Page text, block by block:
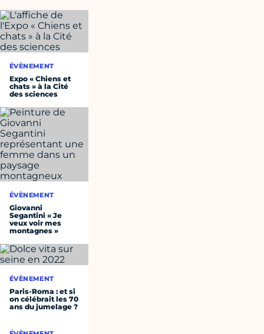
ÉVÈNEMENT
Expo « Chiens et
chats » à la Cité
des sciences
ÉVÈNEMENT
Giovanni
Segantini « Je
veux voir mes
montagnes »
ÉVÈNEMENT
Paris-Roma : et si
on célébrait les 70
ans du jumelage ?